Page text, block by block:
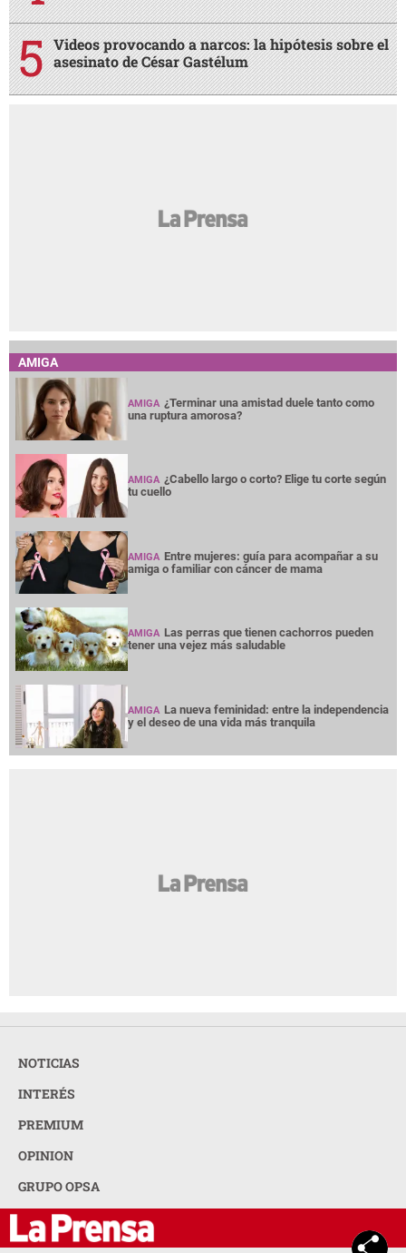
Videos provocando a narcos: la hipótesis sobre el
asesinato de César Gastélum
AMIGA
AMIGA ¿Terminar una amistad duele tanto como
una ruptura amorosa?
AMIGA ¿Cabello largo o corto? Elige tu corte según
tu cuello
AMIGA Entre mujeres: guía para acompañar a su
amiga o familiar con cáncer de mama
AMIGA Las perras que tienen cachorros pueden
tener una vejez más saludable
AMIGA La nueva feminidad: entre la independencia
y el deseo de una vida más tranquila
NOTICIAS
INTERÉS
PREMIUM
OPINION
GRUPO OPSA